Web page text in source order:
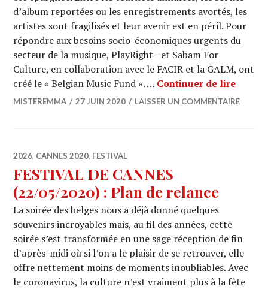
d’album reportées ou les enregistrements avortés, les
artistes sont fragilisés et leur avenir est en péril. Pour
répondre aux besoins socio-économiques urgents du
secteur de la musique, PlayRight+ et Sabam For
Culture, en collaboration avec le FACIR et la GALM, ont
créé le « Belgian Music Fund ». … Continuer de lire
MISTEREMMA 27 JUIN 2020 LAISSER UN COMMENTAIRE
2026, CANNES 2020, FESTIVAL
FESTIVAL DE CANNES
(22/05/2020) : Plan de relance
La soirée des belges nous a déjà donné quelques
souvenirs incroyables mais, au fil des années, cette
soirée s’est transformée en une sage réception de fin
d’après-midi où si l’on a le plaisir de se retrouver, elle
offre nettement moins de moments inoubliables. Avec
le coronavirus, la culture n’est vraiment plus à la fête